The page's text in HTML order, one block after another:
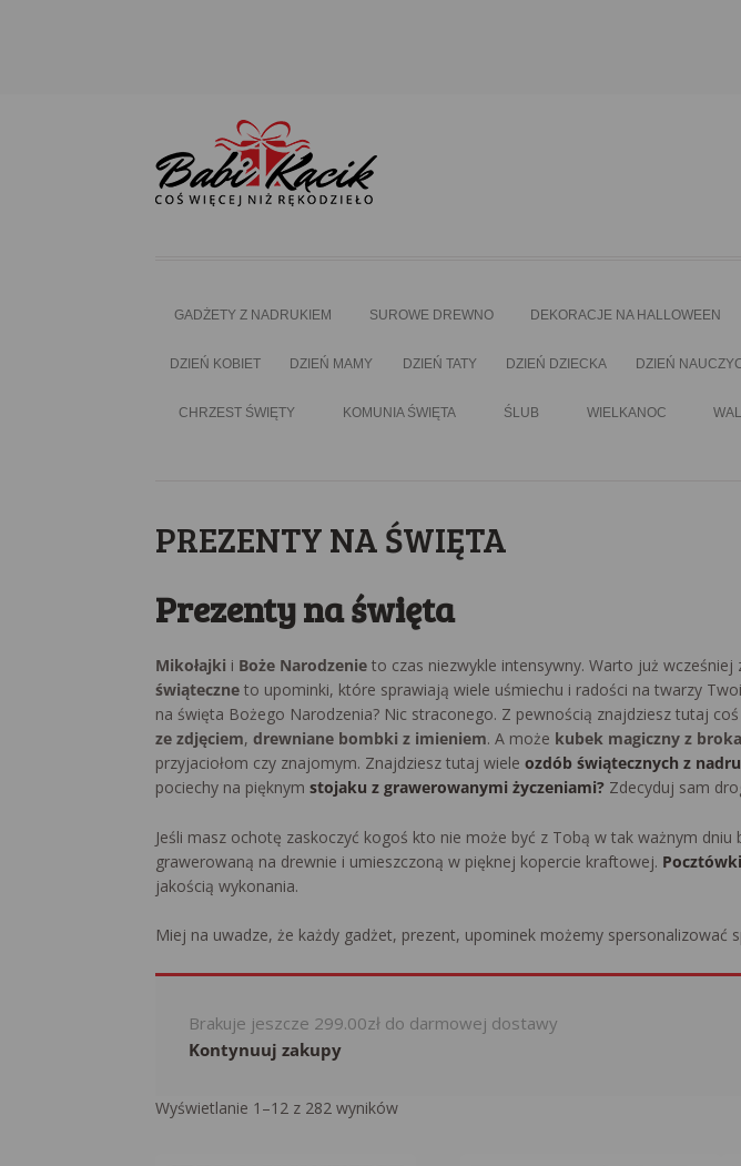
GADŻETY Z NADRUKIEM SUROWE DREWNO DEKORACJE NA HALLOWEEN
DZIEŃ KOBIET DZIEŃ MAMY DZIEŃ TATY DZIEŃ DZIECKA DZIEŃ
CHRZEST ŚWIĘTY KOMUNIA ŚWIĘTA ŚLUB WIELKANOC
PREZENTY NA ŚWIĘTA
Prezenty na święta
Mikołajki i Boże Narodzenie to czas niezwykle intensywny. Warto już wcześniej
świąteczne to upominki, które sprawiają wiele uśmiechu i radości na twarzy
na święta Bożego Narodzenia? Nic straconego. Z pewnością znajdziesz tutaj
ze zdjęciem,drewniane bombki z imieniem. A może kubek magiczny z
przyjaciołom czy znajomym. Znajdziesz tutaj wieleozdób świątecznych z
pociechy na pięknymstojaku z grawerowanymi życzeniami? Zdecyduj sam
Jeśli masz ochotę zaskoczyć kogoś kto nie może być z Tobą w tak ważnym
grawerowaną na drewnie i umieszczoną w pięknej kopercie kraftowej.
jakością wykonania.
Miej na uwadze, że każdy gadżet, prezent, upominek możemy spersonalizować
Brakuje jeszcze 299.00zł do darmowej dostawy
Kontynuuj zakupy
Wyświetlanie 1–12 z 282 wynikówSorted